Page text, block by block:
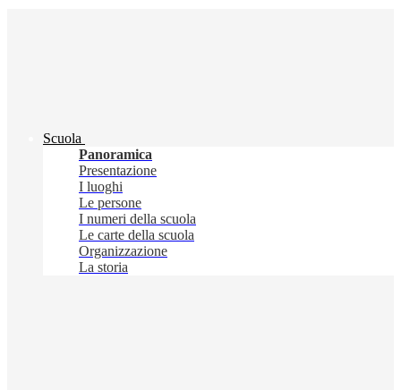
Scuola
Panoramica
Presentazione
I luoghi
Le persone
I numeri della scuola
Le carte della scuola
Organizzazione
La storia